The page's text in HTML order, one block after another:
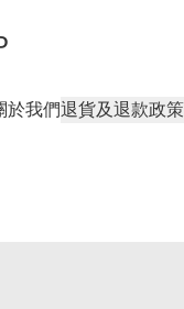
於我們退貨及退款政策